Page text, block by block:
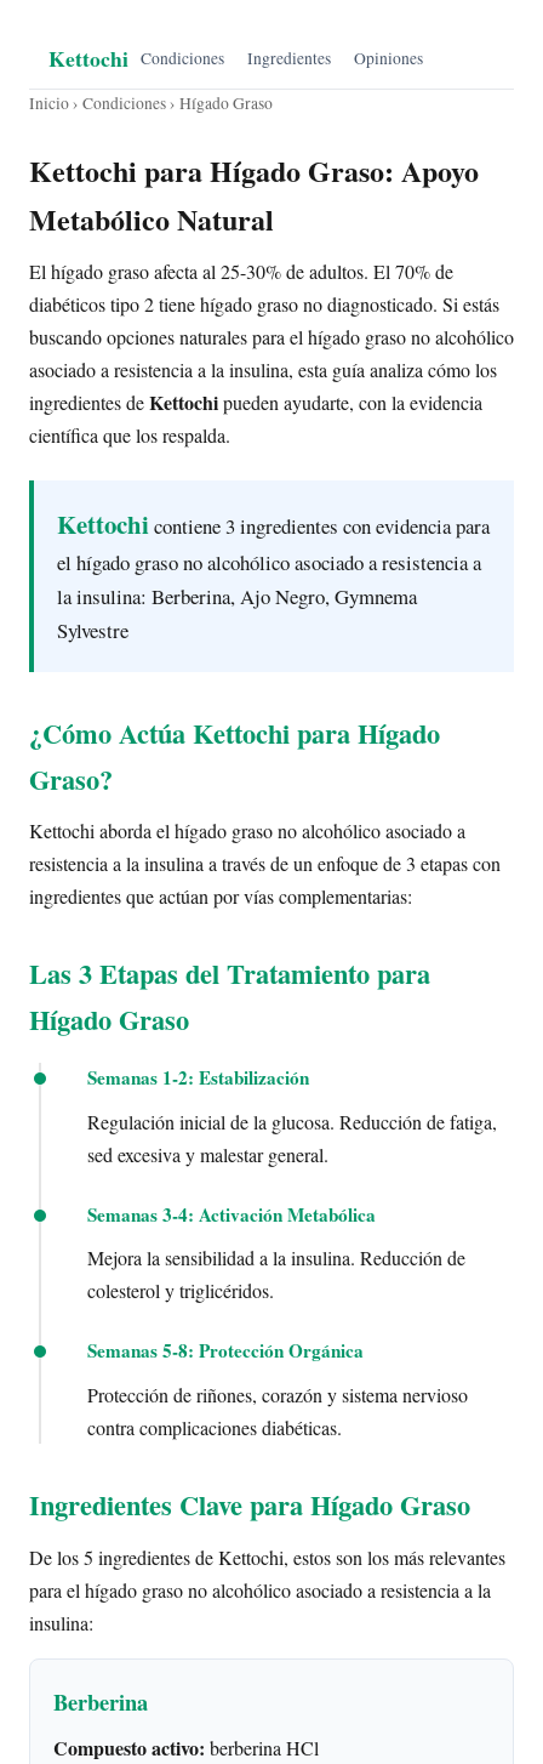
Kettochi Condiciones Ingredientes Opiniones
Inicio› Condiciones› Hígado Graso
Kettochi para Hígado Graso: Apoyo
Metabólico Natural
El hígado graso afecta al 25-30% de adultos. El 70% de
diabéticos tipo 2 tiene hígado graso no diagnosticado. Si estás
buscando opciones naturales para el hígado graso no alcohólico
asociado a resistencia a la insulina, esta guía analiza cómo los
ingredientes deKettochipueden ayudarte, con la evidencia
científica que los respalda.
Kettochicontiene 3 ingredientes con evidencia para
el hígado graso no alcohólico asociado a resistencia a
la insulina: Berberina, Ajo Negro, Gymnema
Sylvestre
¿Cómo Actúa Kettochi para Hígado
Graso?
Kettochi aborda el hígado graso no alcohólico asociado a
resistencia a la insulina a través de un enfoque de 3 etapas con
ingredientes que actúan por vías complementarias:
Las 3 Etapas del Tratamiento para
Hígado Graso
Semanas 1-2: Estabilización
Regulación inicial de la glucosa. Reducción de fatiga,
sed excesiva y malestar general.
Semanas 3-4: Activación Metabólica
Mejora la sensibilidad a la insulina. Reducción de
colesterol y triglicéridos.
Semanas 5-8: Protección Orgánica
Protección de riñones, corazón y sistema nervioso
contra complicaciones diabéticas.
Ingredientes Clave para Hígado Graso
De los 5 ingredientes de Kettochi, estos son los más relevantes
para el hígado graso no alcohólico asociado a resistencia a la
insulina:
Berberina
Compuesto activo: berberina HCl